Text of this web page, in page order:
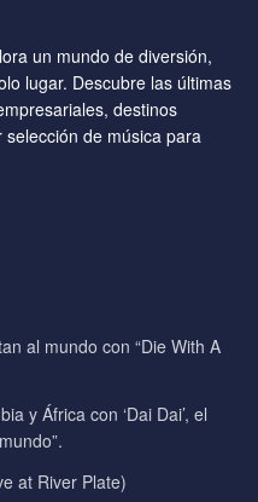
un mundo de diversión,
lugar. Descubre las últimas
destinos
de música para
al mundo con “Die With A
y África con ‘Dai Dai’, el
at River Plate)